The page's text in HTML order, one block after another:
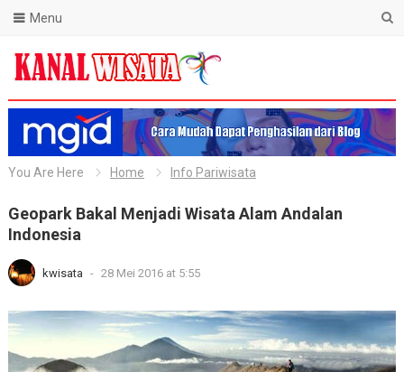
Blog Kanal Wisata
Menu
You Are Here Home Info Pariwisata
Geopark Bakal Menjadi Wisata Alam Andalan
Indonesia
kwisata - 28 Mei 2016 at 5:55